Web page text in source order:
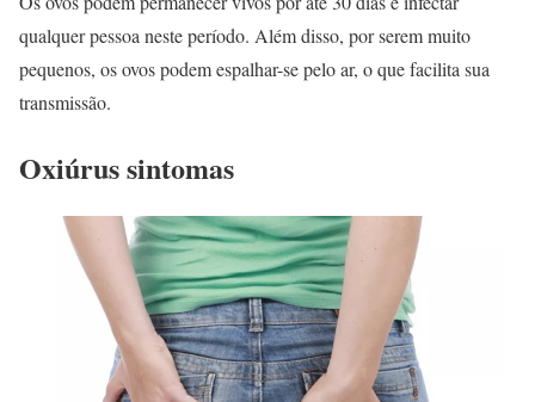
qualquer pessoa neste período. Além disso, por serem muito
pequenos, os ovos podem espalhar-se pelo ar, o que facilita sua
transmissão.
Oxiúrus sintomas